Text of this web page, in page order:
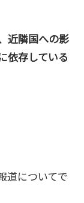
近隣国への影
依存している
道についてで